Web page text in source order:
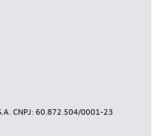
CNPJ: 60.872.504/0001-23